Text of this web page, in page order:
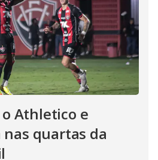
Athletico e
quartas da